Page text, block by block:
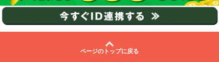
ページのトップに戻る